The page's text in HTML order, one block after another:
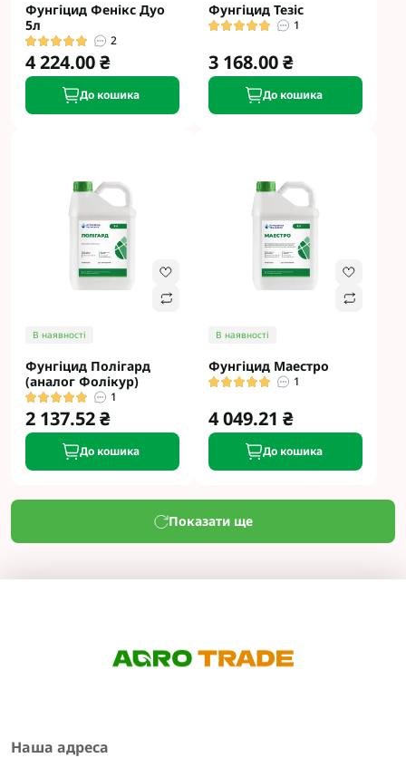
Фунгіцид Фенікс Дуо
5л
2
4 224.00 ₴
До кошика
Фунгіцид Тезіс
1
3 168.00 ₴
До кошика
В наявності
Фунгіцид Полігард
(аналог Фолікур)
1
2 137.52 ₴
До кошика
В наявності
Фунгіцид Маестро
1
4 049.21 ₴
До кошика
Показати ще
Наша адреса